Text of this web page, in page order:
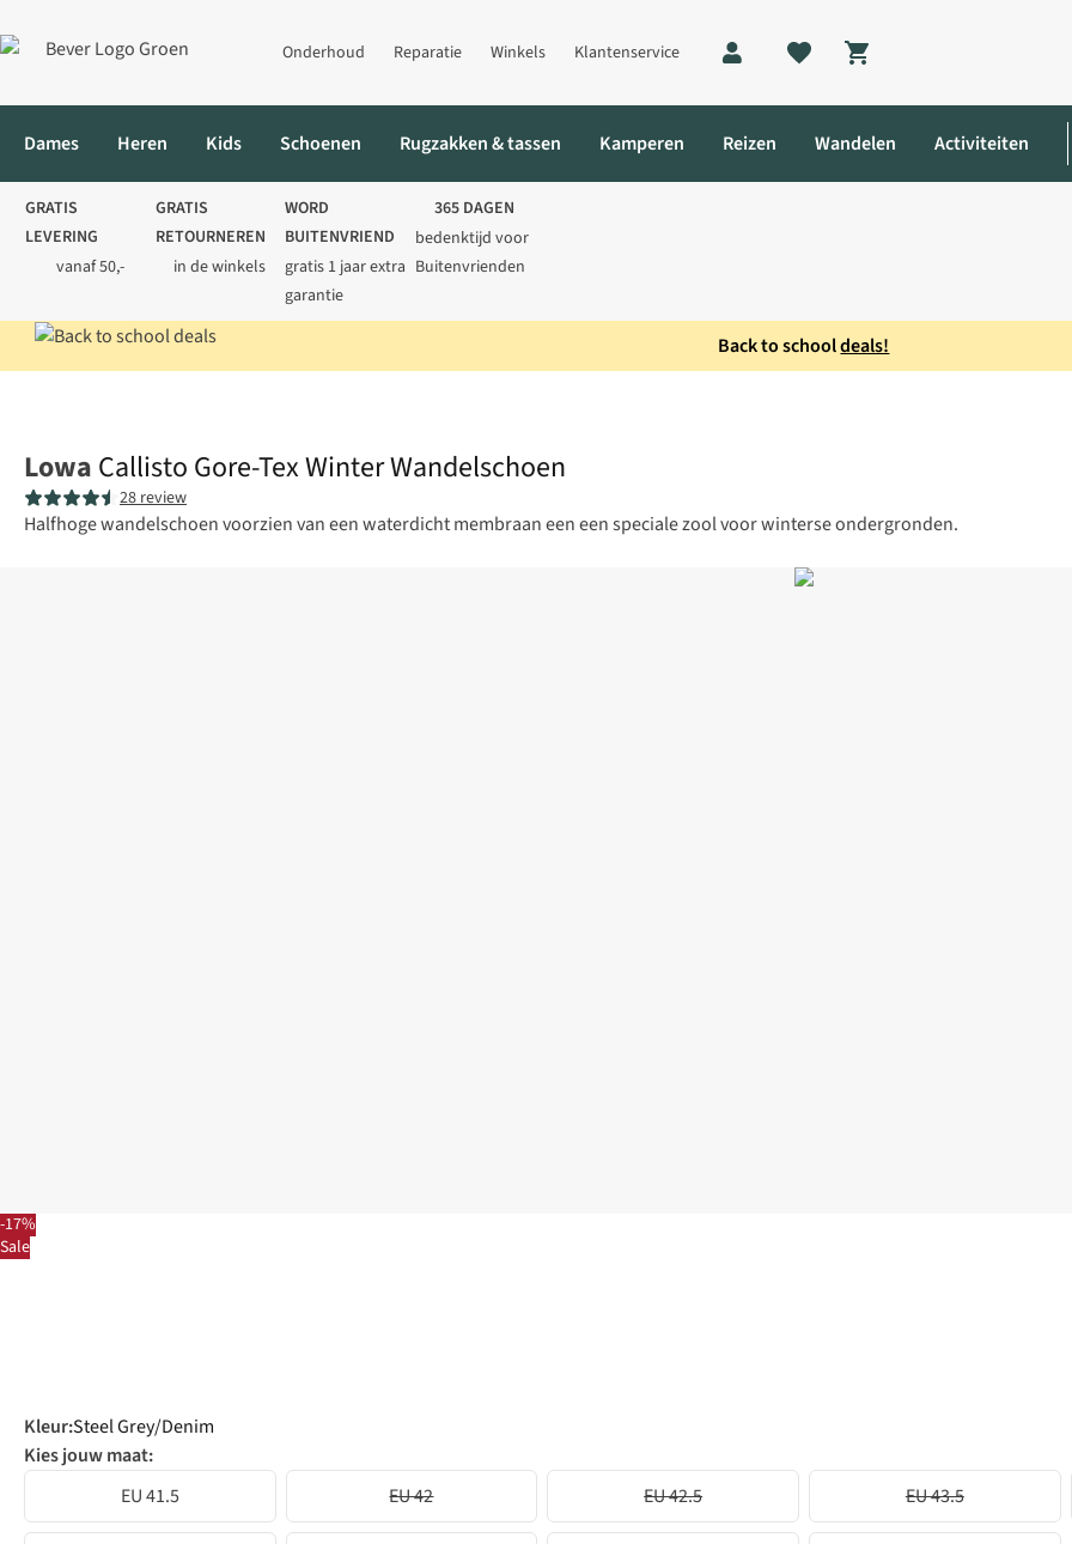
Onderhoud Reparatie Winkels Klantenservice
Shopping cart
Dames Heren Kids Schoenen Rugzakken & tassen Kamperen Reizen Wandelen Activiteiten
GRATIS
LEVERING
vanaf 50,-
GRATIS
RETOURNEREN
in de winkels
WORD
BUITENVRIEND
gratis 1 jaar extra
garantie
365 DAGEN
bedenktijd voor
Buitenvrienden
Back to schooldeals!
-17%
Sale
Lowa Callisto Gore-Tex Winter Wandelschoen
28 review
Halfhoge wandelschoen voorzien van een waterdicht membraan een een speciale zool voor winterse ondergronden.
Kleur:Steel Grey/Denim
Kies jouw maat:
EU 41.5
EU 42 EU 42.5 EU 43.5